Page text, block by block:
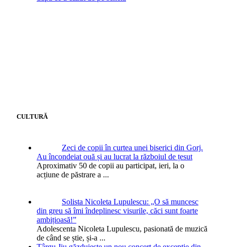
CULTURĂ
Zeci de copii în curtea unei biserici din Gorj.
Au încondeiat ouă și au lucrat la războiul de țesut
Aproximativ 50 de copii au participat, ieri, la o
acțiune de păstrare a ...
Solista Nicoleta Lupulescu: „O să muncesc
din greu să îmi îndeplinesc visurile, căci sunt foarte
ambițioasă!”
Adolescenta Nicoleta Lupulescu, pasionată de muzică
de când se știe, și-a ...